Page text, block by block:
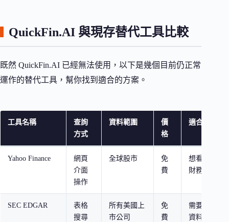
QuickFin.AI 與現存替代工具比較
既然 QuickFin.AI 已經無法使用，以下是幾個目前仍正常
運作的替代工具，幫你找到適合的方案。
工具名稱
查詢
方式
資料範圍
價
格
適合誰
Yahoo Finance
網頁
介面
操作
全球股市
免
費
想看即時股
財務比率的
SEC EDGAR
表格
搜尋
所有美國上
市公司
免
費
需要最完整
資料的人